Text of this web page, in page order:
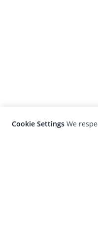
Cookie Settings We